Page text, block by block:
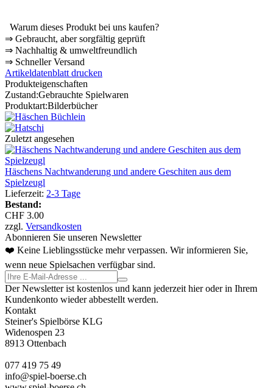
Warum dieses Produkt bei uns kaufen?
⇒ ️ Gebraucht, aber sorgfältig geprüft
⇒ ️ Nachhaltig & umweltfreundlich
⇒ ️ Schneller Versand
Artikeldatenblatt drucken
Produkteigenschaften
Zustand:Gebrauchte Spielwaren
Produktart:Bilderbücher
Zuletzt angesehen
Häschens Nachtwanderung und andere Geschiten aus dem
Spielzeugl
Lieferzeit: 2-3 Tage
Bestand:
CHF 3.00
zzgl. Versandkosten
Abonnieren Sie unseren Newsletter
❤️ Keine Lieblingsstücke mehr verpassen. Wir informieren Sie,
wenn neue Spielsachen verfügbar sind.
Der Newsletter ist kostenlos und kann jederzeit hier oder in Ihrem
Kundenkonto wieder abbestellt werden.
Kontakt
Steiner's Spielbörse KLG
Widenospen 23
8913 Ottenbach
077 419 75 49
info@spiel-boerse.ch